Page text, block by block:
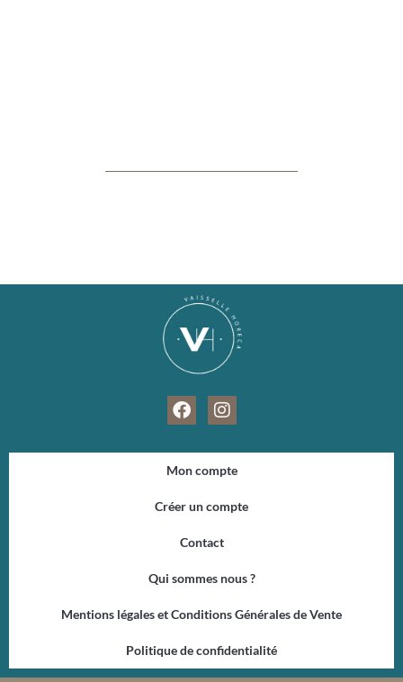
F
a
e
b
o
I
n
t
a
r
m
Mon compte
Créer un compte
Contact
Qui sommes nous ?
Mentions légales et Conditions Générales de Vente
Politique de confidentialité